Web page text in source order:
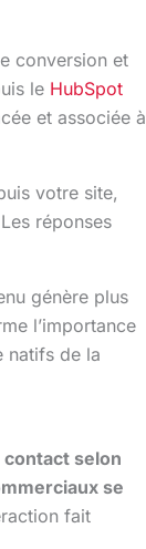
conversion et
le HubSpot
et associée à
votre site,
réponses
génère plus
l’importance
natifs de la
selon
se
fait